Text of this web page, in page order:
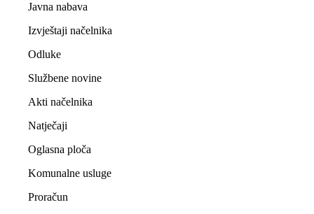
Javna nabava
Izvještaji načelnika
Odluke
Službene novine
Akti načelnika
Natječaji
Oglasna ploča
Komunalne usluge
Proračun